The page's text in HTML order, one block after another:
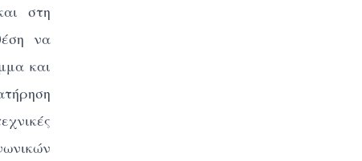
στη
να
και